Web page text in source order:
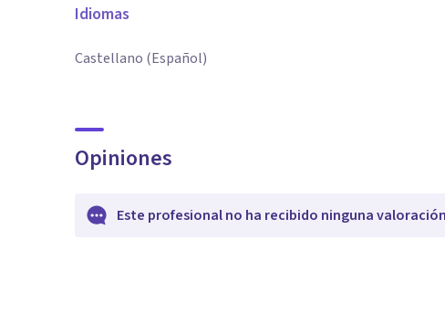
Idiomas
Castellano (Español)
Opiniones
Este profesional no ha recibido ninguna valoración